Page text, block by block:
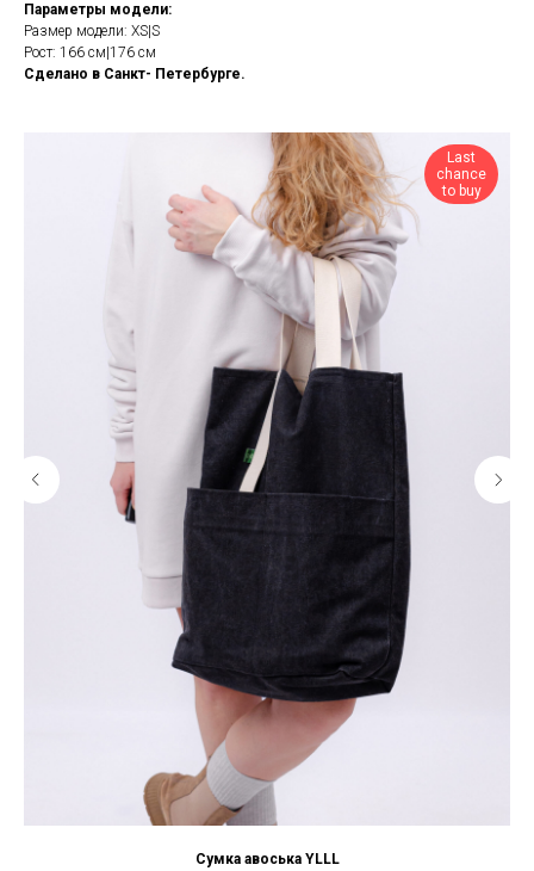
Параметры модели:
Размер модели: XS|S
Рост: 166 см|176 см
Сделано в Санкт- Петербурге.
Last
chance
to buy
Сумка авоська YLLL